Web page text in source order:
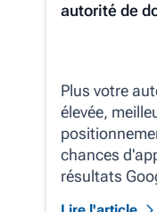
autorité de
Plus votre
élevée,
chances
résultats